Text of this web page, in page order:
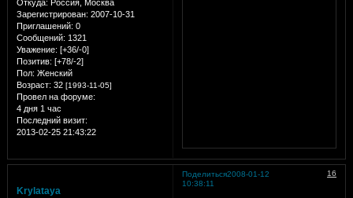
Откуда: Россия, Москва
Зарегистрирован: 2007-10-31
Приглашений: 0
Сообщений: 1321
Уважение: [+36/-0]
Позитив: [+78/-2]
Пол: Женский
Возраст: 32 [1993-11-05]
Провел на форуме:
4 дня 1 час
Последний визит:
2013-02-25 21:43:22
Поделиться 16
2008-01-12
10:38:11
Krylataya